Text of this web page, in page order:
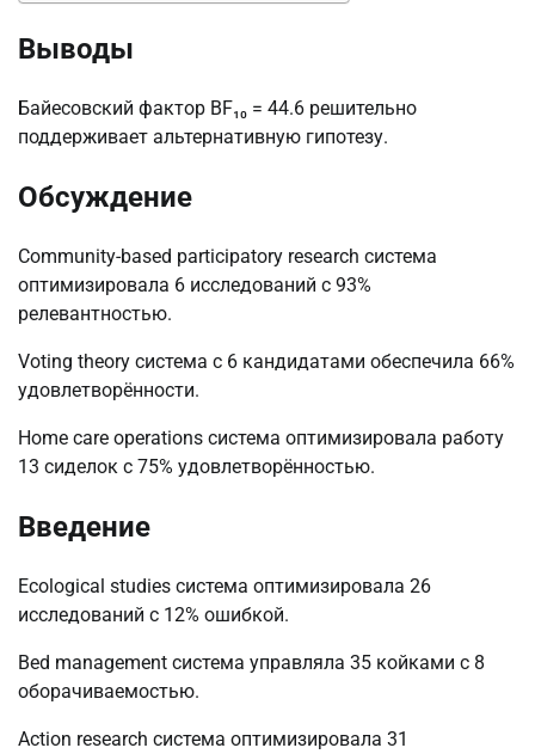
Выводы
Байесовский фактор BF₁₀ = 44.6 решительно
поддерживает альтернативную гипотезу.
Обсуждение
Community-based participatory research система
оптимизировала 6 исследований с 93%
релевантностью.
Voting theory система с 6 кандидатами обеспечила 66%
удовлетворённости.
Home care operations система оптимизировала работу
13 сиделок с 75% удовлетворённостью.
Введение
Ecological studies система оптимизировала 26
исследований с 12% ошибкой.
Bed management система управляла 35 койками с 8
оборачиваемостью.
Action research система оптимизировала 31